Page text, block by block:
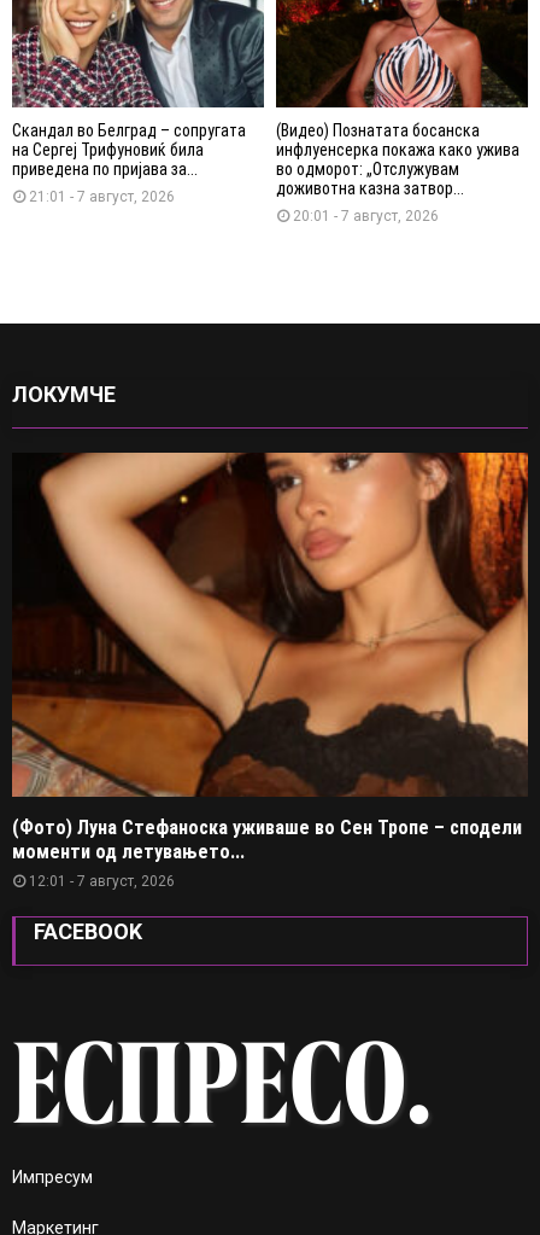
Скандал во Белград – сопругата
на Сергеј Трифуновиќ била
приведена по пријава за...
21:01 - 7 август, 2026
(Видео) Познатата босанска
инфлуенсерка покажа како ужива
во одморот: „Отслужувам
доживотна казна затвор...
20:01 - 7 август, 2026
ЛОКУМЧЕ
(Фото) Луна Стефаноска уживаше во Сен Тропе – сподели
моменти од летувањето...
12:01 - 7 август, 2026
FACEBOOK
Импресум
Маркетинг